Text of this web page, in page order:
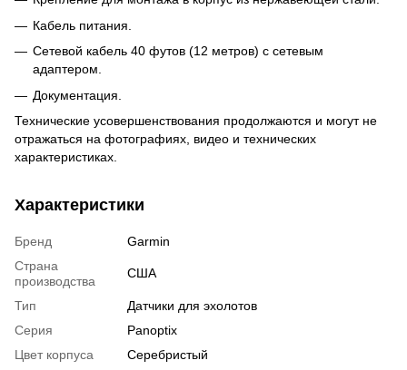
Кабель питания.
Сетевой кабель 40 футов (12 метров) с сетевым
адаптером.
Документация.
Технические усовершенствования продолжаются и могут не
отражаться на фотографиях, видео и технических
характеристиках.
Характеристики
Бренд
Garmin
Страна
производства
США
Тип
Датчики для эхолотов
Серия
Panoptix
Цвет корпуса
Серебристый